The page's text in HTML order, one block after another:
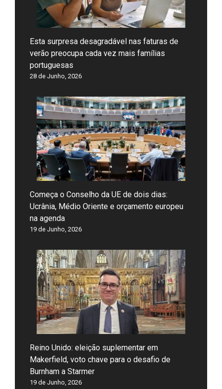
Esta surpresa desagradável nas faturas de
verão preocupa cada vez mais famílias
portuguesas
28 de Junho, 2026
Começa o Conselho da UE de dois dias:
Ucrânia, Médio Oriente e orçamento europeu
na agenda
19 de Junho, 2026
Reino Unido: eleição suplementar em
Makerfield, voto chave para o desafio de
Burnham a Starmer
19 de Junho, 2026